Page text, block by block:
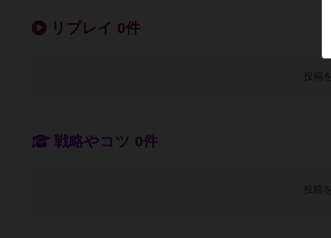
リプレイ 0件
投稿
戦略やコツ 0件
投稿